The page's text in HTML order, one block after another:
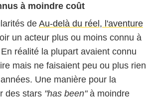
à moindre coût
deAu-delà du réel, l'aventure
un acteur plus ou moins connu à
réalité la plupart avaient connu
mais ne faisaient peu ou plus rien
Une manière pour la
des stars "has been"à moindre